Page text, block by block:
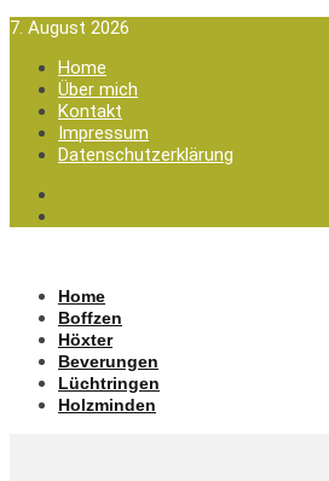
7. August 2026
Home
Über mich
Kontakt
Impressum
Datenschutzerklärung
Home
Boffzen
Höxter
Beverungen
Lüchtringen
Holzminden